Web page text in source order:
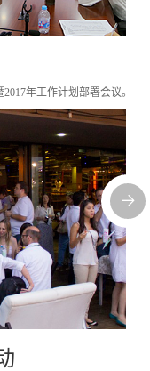
年工作计划部署会议。